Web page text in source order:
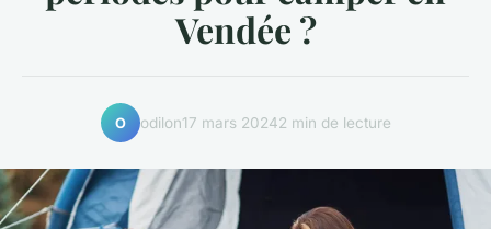
Vendée ?
O odilon17 mars 20242 min de lecture